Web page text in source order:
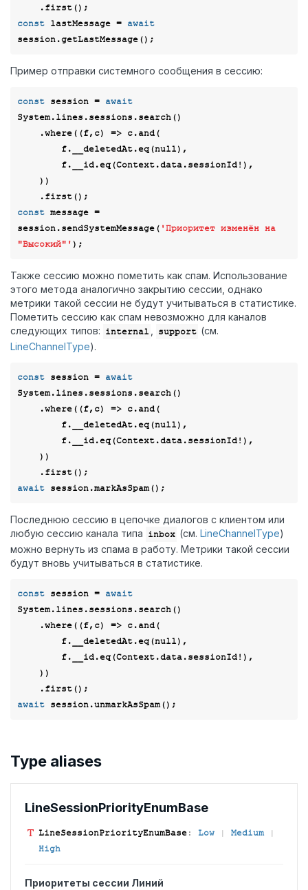
const lastMessage = await
Пример отправки системного сообщения в сессию:
const session = await
System.lines.sessions.search()
    .where(
(f,c) => c.and(
        f.__deletedAt.eq(
null),
const message =
session.sendSystemMessage( 'Приоритет изменён на
"Высокий"'
Также сессию можно пометить как спам. Использование
этого метода аналогично закрытию сессии, однако
метрики такой сессии не будут учитываться в статистике.
Пометить сессию как спам невозможно для каналов
следующих типов: internal support (см.
LineChannelType).
const session = await
System.lines.sessions.search()
    .where(
(f,c) => c.and(
        f.__deletedAt.eq(
null),
await
Последнюю сессию в цепочке диалогов с клиентом или
любую сессию канала типа inbox (см.LineChannelType)
можно вернуть из спама в работу. Метрики такой сессии
будут вновь учитываться в статистике.
const session = await
System.lines.sessions.search()
    .where(
(f,c) => c.and(
        f.__deletedAt.eq(
null),
await
Type aliases
LineSessionPriorityEnumBase
LineSessionPriorityEnumBase: Low | Medium|
High
Приоритеты сессии Линий